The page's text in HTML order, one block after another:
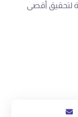
لتحقيق أقصى